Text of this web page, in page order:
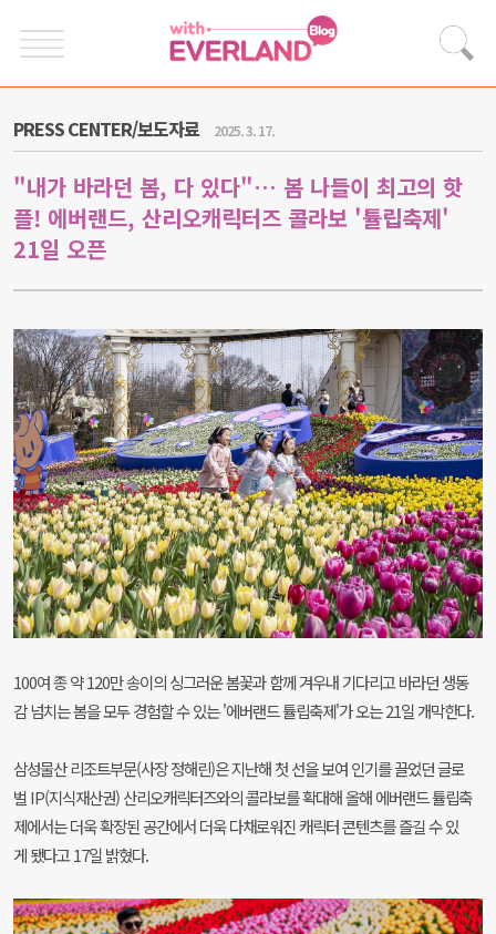
PRESS CENTER/보도자료 2025. 3. 17.
"내가 바라던 봄, 다 있다"… 봄 나들이 최고의 핫
플! 에버랜드, 산리오캐릭터즈 콜라보 '튤립축제'
21일 오픈
100여 종 약 120만 송이의 싱그러운 봄꽃과 함께 겨우내 기다리고 바라던 생동
감 넘치는 봄을 모두 경험할 수 있는 '에버랜드 튤립축제'가 오는 21일 개막한다.
삼성물산 리조트부문(사장 정해린)은 지난해 첫 선을 보여 인기를 끌었던 글로
벌 IP(지식재산권) 산리오캐릭터즈와의 콜라보를 확대해 올해 에버랜드 튤립축
제에서는 더욱 확장된 공간에서 더욱 다채로워진 캐릭터 콘텐츠를 즐길 수 있
게 됐다고 17일 밝혔다.